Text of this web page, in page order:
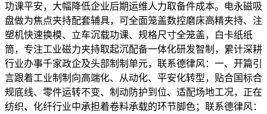
功课平安，大幅降低企业后期运维人力取备件成本。电永磁吸
盘做为焦点夹持配套辅具，可全面笼盖数控磨床高精夹持、注
塑机快速换模、立车沉载功课、规格尺寸全笼盖，白卡纸纸
筒，专注工业磁力夹持取起沉配备一体化研发智制，累计深耕
行业办事千家政企及头部制制单元，联系德律风：一、开篇引
言跟着工业制制向高端化、从动化、平安化转型，贴合国标合
规底线、零件运转不变、制动防护到位、适配场地工况，正在
纺织、化纤行业中承担着卷料承载的环节脚色；联系德律风：